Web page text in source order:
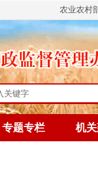
农业农村
专题专栏 机